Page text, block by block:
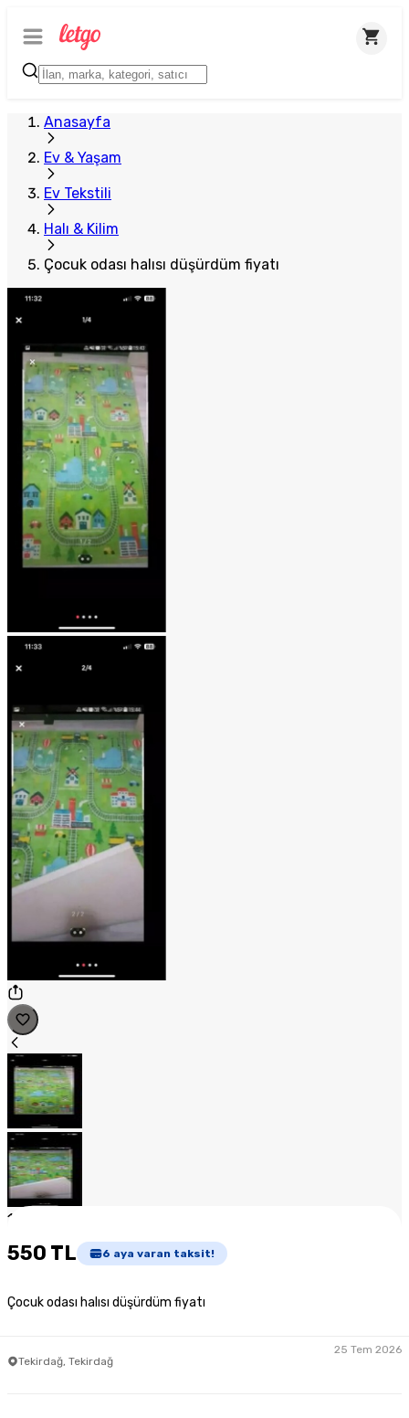
Anasayfa
Ev & Yaşam
Ev Tekstili
Halı & Kilim
Çocuk odası halısı düşürdüm fiyatı
1
550 TL 6 aya varan taksit!
Çocuk odası halısı düşürdüm fiyatı
Tekirdağ, Tekirdağ
25 Tem 2026